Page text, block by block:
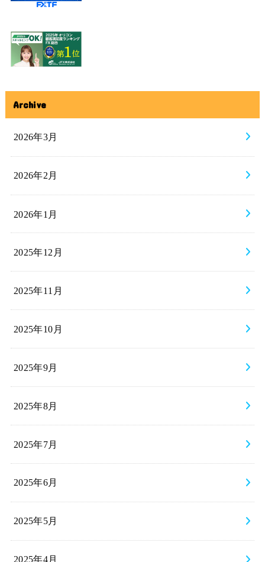
Archive
2026年3月
2026年2月
2026年1月
2025年12月
2025年11月
2025年10月
2025年9月
2025年8月
2025年7月
2025年6月
2025年5月
2025年4月